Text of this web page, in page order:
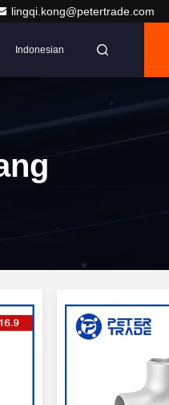
lingqi.kong@petertrade.com
Indonesian